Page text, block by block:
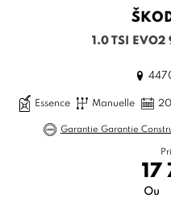
1.0 TSI EVO2
Essence Manuelle
Garantie Garantie
17
Ou